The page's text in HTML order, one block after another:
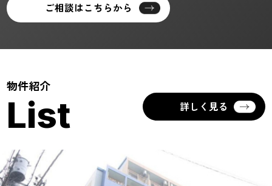
ご相談はこちらから
物件紹介
List 詳しく見る